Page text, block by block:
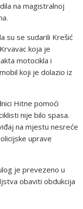
na magistralnoj
su se sudarili Krešić
koja je
motocikla i
koji je dolazio iz
Hitne pomoći
nije bilo spasa.
na mjestu nesreće
uprave
je prevezeno u
obaviti obdukcija